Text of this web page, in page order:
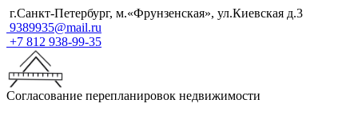
г.Санкт-Петербург, м.«Фрунзенская», ул.Киевская д.3
9389935@mail.ru
+7 812 938-99-35
Согласование перепланировок недвижимости